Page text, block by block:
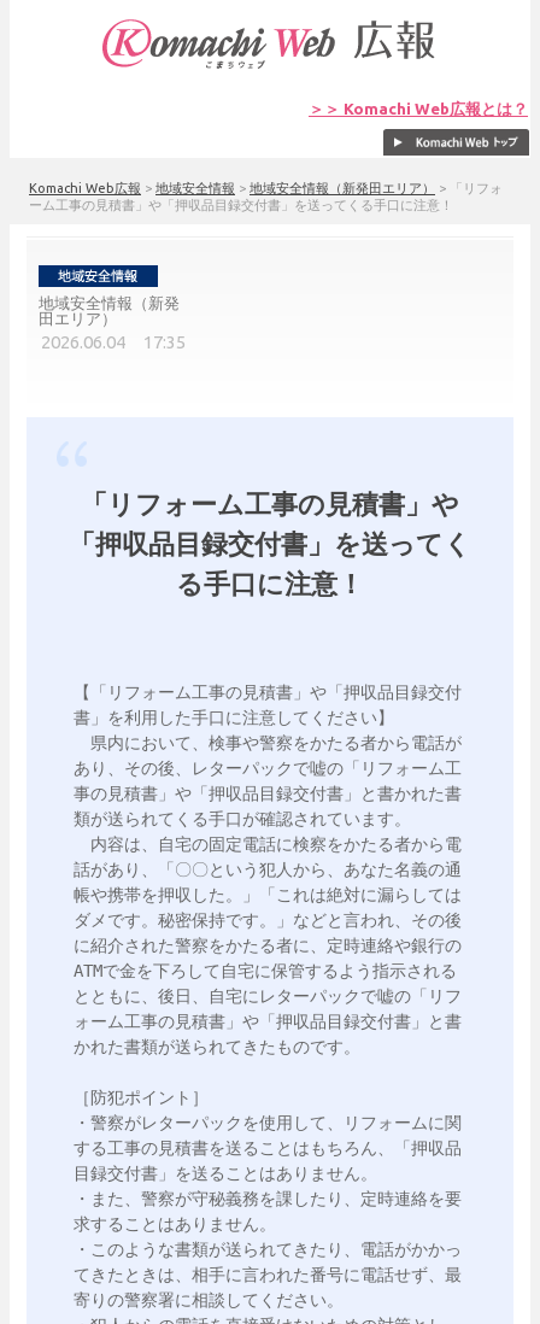
＞＞ Komachi Web広報とは？
Komachi Web広報 > 地域安全情報 > 地域安全情報（新発田エリア） >
「リフォ
ーム工事の見積書」や「押収品目録交付書」を送ってくる手口に注意！
地域安全情報（新発
田エリア）
2026.06.04 17:35
「リフォーム工事の見積書」や
「押収品目録交付書」を送ってく
る手口に注意！
【「リフォーム工事の見積書」や「押収品目録交付
書」を利用した手口に注意してください】
県内において、検事や警察をかたる者から電話が
あり、その後、レターパックで嘘の「リフォーム工
事の見積書」や「押収品目録交付書」と書かれた書
類が送られてくる手口が確認されています。
内容は、自宅の固定電話に検察をかたる者から電
話があり、「〇〇という犯人から、あなた名義の通
帳や携帯を押収した。」「これは絶対に漏らしては
ダメです。秘密保持です。」などと言われ、その後
に紹介された警察をかたる者に、定時連絡や銀行の
ATMで金を下ろして自宅に保管するよう指示される
とともに、後日、自宅にレターパックで嘘の「リフ
ォーム工事の見積書」や「押収品目録交付書」と書
かれた書類が送られてきたものです。
［防犯ポイント］
・警察がレターパックを使用して、リフォームに関
する工事の見積書を送ることはもちろん、「押収品
目録交付書」を送ることはありません。
・また、警察が守秘義務を課したり、定時連絡を要
求することはありません。
・このような書類が送られてきたり、電話がかかっ
てきたときは、相手に言われた番号に電話せず、最
寄りの警察署に相談してください。